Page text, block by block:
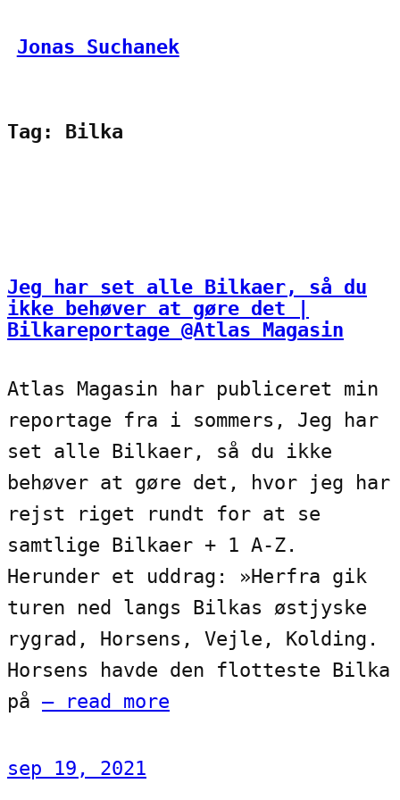
til
Jonas Suchanek
Tag: Bilka
Jeg har set alle Bilkaer, så du
ikke behøver at gøre det |
Bilkareportage @Atlas Magasin
Atlas Magasin har publiceret min
reportage fra i sommers, Jeg har
set alle Bilkaer, så du ikke
behøver at gøre det, hvor jeg har
rejst riget rundt for at se
samtlige Bilkaer + 1 A-Z.
Herunder et uddrag: »Herfra gik
turen ned langs Bilkas østjyske
rygrad, Horsens, Vejle, Kolding.
Horsens havde den flotteste Bilka
på — read more
sep 19, 2021